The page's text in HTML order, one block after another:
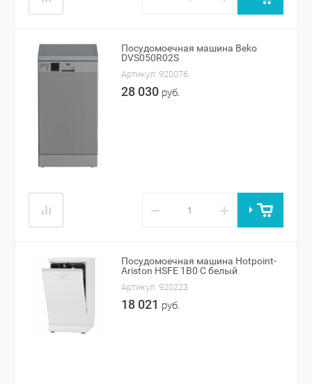
Посудомоечная машина Beko
DVS050R02S
Артикул: 920076
28 030 руб.
− +
Посудомоечная машина Hotpoint-
Ariston HSFE 1B0 C белый
Артикул: 920223
18 021 руб.